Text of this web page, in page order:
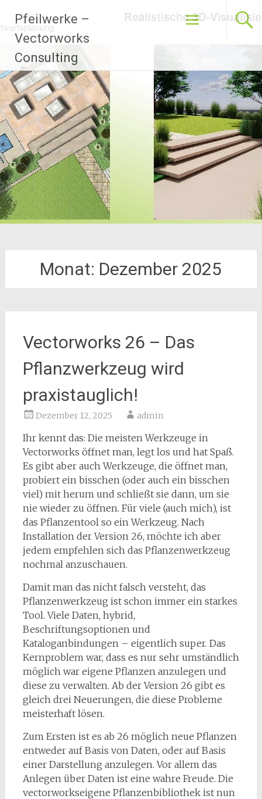
Inhalt
springen
Pfeilwerke –
Vectorworks
Consulting
Monat: Dezember 2025
Vectorworks 26 – Das
Pflanzwerkzeug wird
praxistauglich!
Dezember 12, 2025 admin
Ihr kennt das: Die meisten Werkzeuge in
Vectorworks öffnet man, legt los und hat Spaß.
Es gibt aber auch Werkzeuge, die öffnet man,
probiert ein bisschen (oder auch ein bisschen
viel) mit herum und schließt sie dann, um sie
nie wieder zu öffnen. Für viele (auch mich), ist
das Pflanzentool so ein Werkzeug. Nach
Installation der Version 26, möchte ich aber
jedem empfehlen sich das Pflanzenwerkzeug
nochmal anzuschauen.
Damit man das nicht falsch versteht, das
Pflanzenwerkzeug ist schon immer ein starkes
Tool. Viele Daten, hybrid,
Beschriftungsoptionen und
Kataloganbindungen – eigentlich super. Das
Kernproblem war, dass es nur sehr umständlich
möglich war eigene Pflanzen anzulegen und
diese zu verwalten. Ab der Version 26 gibt es
gleich drei Neuerungen, die diese Probleme
meisterhaft lösen.
Zum Ersten ist es ab 26 möglich neue Pflanzen
entweder auf Basis von Daten, oder auf Basis
einer Darstellung anzulegen. Vor allem das
Anlegen über Daten ist eine wahre Freude. Die
vectorworkseigene Pflanzenbibliothek ist nun